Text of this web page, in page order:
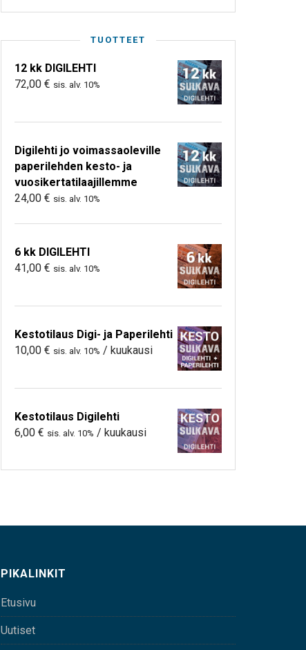
TUOTTEET
12 kk DIGILEHTI
72,00 € sis. alv. 10%
Digilehti jo voimassaoleville
paperilehden kesto- ja
vuosikertatilaajillemme
24,00 € sis. alv. 10%
6 kk DIGILEHTI
41,00 € sis. alv. 10%
Kestotilaus Digi- ja Paperilehti
10,00 € sis. alv. 10% / kuukausi
Kestotilaus Digilehti
6,00 € sis. alv. 10% / kuukausi
PIKALINKIT
Etusivu
Uutiset